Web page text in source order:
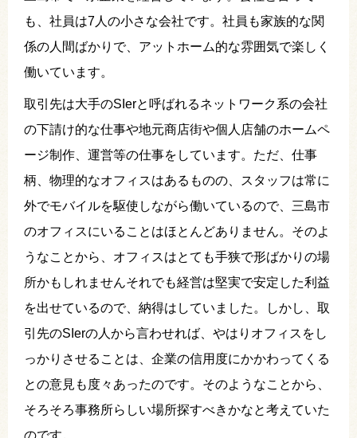
も、社員は7人の小さな会社です。社員も家族的な関
係の人間ばかりで、アットホーム的な雰囲気で楽しく
働いています。
取引先は大手のSIerと呼ばれるネットワーク系の会社
の下請け的な仕事や地元商店街や個人店舗のホームペ
ージ制作、運営等の仕事をしています。ただ、仕事
柄、物理的なオフィスはあるものの、スタッフは常に
外でモバイルを駆使しながら働いているので、三島市
のオフィスにいることはほとんどありません。そのよ
うなことから、オフィスはとても手狭で形ばかりの場
所かもしれませんそれでも経営は堅実で安定した利益
を出せているので、納得はしていました。しかし、取
引先のSIerの人から言わせれば、やはりオフィスをし
っかりさせることは、企業の信用度にかかわってくる
との意見も度々あったのです。そのようなことから、
そろそろ事務所らしい場所探すべきかなと考えていた
のです。